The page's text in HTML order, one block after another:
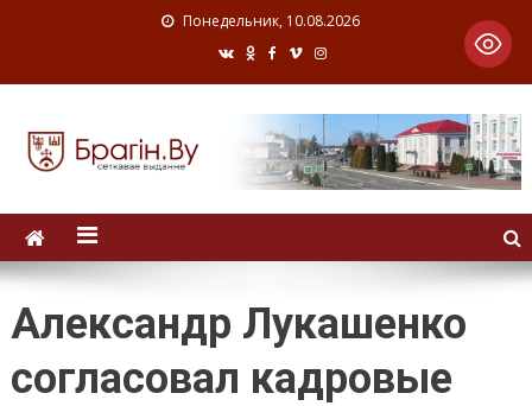
Понедельник, 10.08.2026
Александр Лукашенко
согласовал кадровые